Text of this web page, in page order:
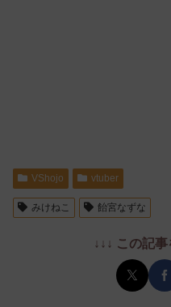
VShojo vtuber
みけねこ 飴宮なずな
↓↓↓ この記